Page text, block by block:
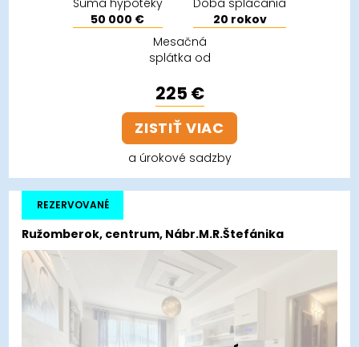
50 000 €
20 rokov
Mesačná
splátka od
225 €
ZISTIŤ VIAC
a úrokové sadzby
Ružomberok, centrum, Nábr.M.R.Štefánika
REZERVOVANÉ